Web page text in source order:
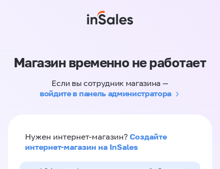
Магазин временно не работает
Если вы сотрудник магазина —
войдите в панель администратора
Нужен интернет-магазин? Создайте
интернет-магазин на InSales